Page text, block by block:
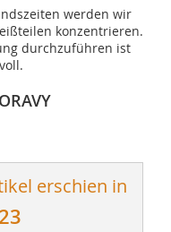
werden wir
konzentrieren.
durchzuführen ist
erschien in